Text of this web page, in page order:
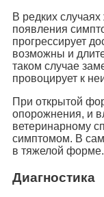
В редких
появления
прогрессирует
возможны и
таком случае
провоцирует к
При открытой
опорожнения, и
ветеринарному
симптомом. В
в тяжелой форме.
Диагностика